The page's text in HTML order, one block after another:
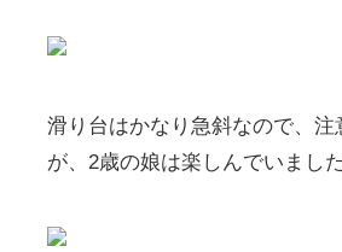
滑り台はかなり急斜なので、注
が、2歳の娘は楽しんでいました